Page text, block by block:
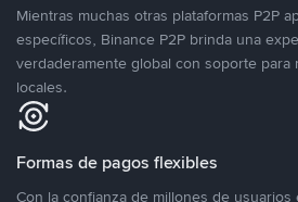
Mientras muchas otras plataformas P2P
específicos, Binance P2P brinda una
verdaderamente global con soporte para
locales.
Formas de pagos flexibles
Con la confianza de millones de